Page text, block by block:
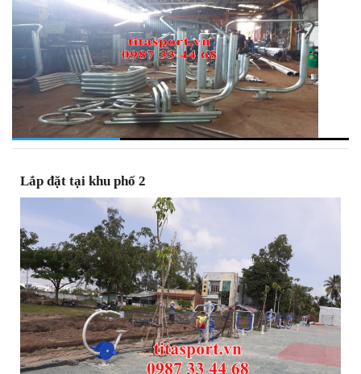
Lắp đặt tại khu phố 2